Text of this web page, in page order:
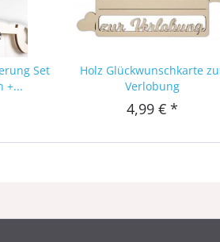
Set
+...
Holz Glückwunschkarte
Verlobung
4,99 € *